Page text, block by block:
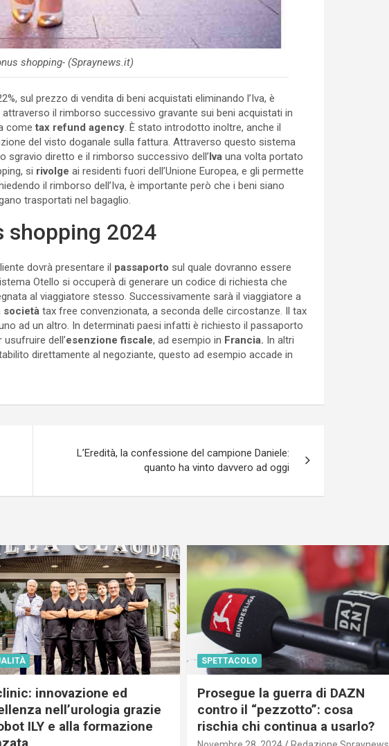
shopping- (Spraynews.it)
sul prezzo di vendita di beni acquistati eliminando l’Iva, è
attraverso il rimborso successivo gravante sui beni acquistati in
cometax refund agency . È stato introdotto inoltre, anche il
del visto doganale sulla fattura. Attraverso questo sistema
sgravio diretto e il rimborso successivo dell’Iva una volta portato
si rivolge ai residenti fuori dell’Unione Europea, e gli permette
il rimborso dell’Iva, è importante però che i beni siano
trasportati nel bagaglio.
shopping 2024
dovrà presentare il passaporto sul quale dovranno essere
Otello si occuperà di generare un codice di richiesta che
al viaggiatore stesso. Successivamente sarà il viaggiatore a
società tax free convenzionata, a seconda delle circostanze. Il tax
ad un altro. In determinati paesi infatti è richiesto il passaporto
dell’esenzione fiscale, ad esempio in Francia. In altri
direttamente al negoziante, questo ad esempio accade in
L’Eredità, la confessione del campione Daniele:
quanto ha vinto davvero ad oggi
innovazione ed
nell’urologia grazie
ILY e alla formazione
SPETTACOLO
Prosegue la guerra di DAZN
contro il “pezzotto”: cosa
rischia chi continua a usarlo?